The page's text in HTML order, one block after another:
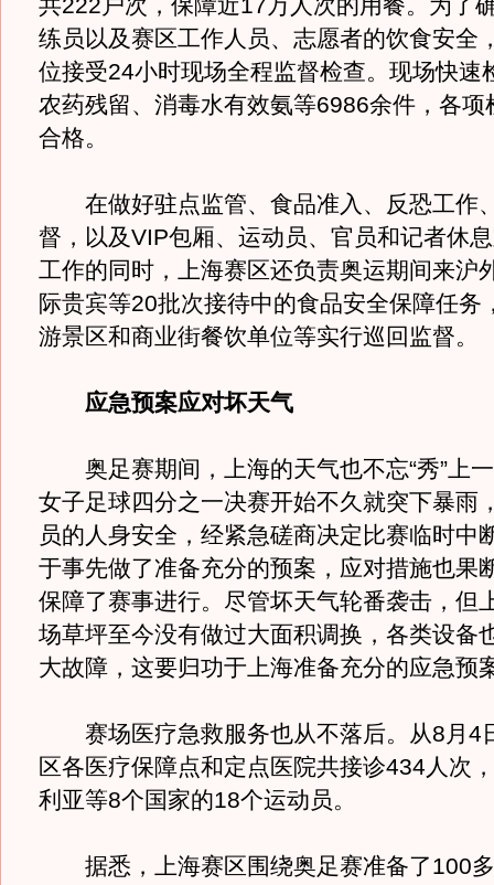
共222户次，保障近17万人次的用餐。为了
练员以及赛区工作人员、志愿者的饮食安全
位接受24小时现场全程监督检查。现场快速
农药残留、消毒水有效氨等6986余件，各项
合格。
在做好驻点监管、食品准入、反恐工作
督，以及VIP包厢、运动员、官员和记者休
工作的同时，上海赛区还负责奥运期间来沪
际贵宾等20批次接待中的食品安全保障任务
游景区和商业街餐饮单位等实行巡回监督。
应急预案应对坏天气
奥足赛期间，上海的天气也不忘“秀”上
女子足球四分之一决赛开始不久就突下暴雨
员的人身安全，经紧急磋商决定比赛临时中
于事先做了准备充分的预案，应对措施也果
保障了赛事进行。尽管坏天气轮番袭击，但
场草坪至今没有做过大面积调换，各类设备
大故障，这要归功于上海准备充分的应急预
赛场医疗急救服务也从不落后。从8月4
区各医疗保障点和定点医院共接诊434人次
利亚等8个国家的18个运动员。
据悉，上海赛区围绕奥足赛准备了100多